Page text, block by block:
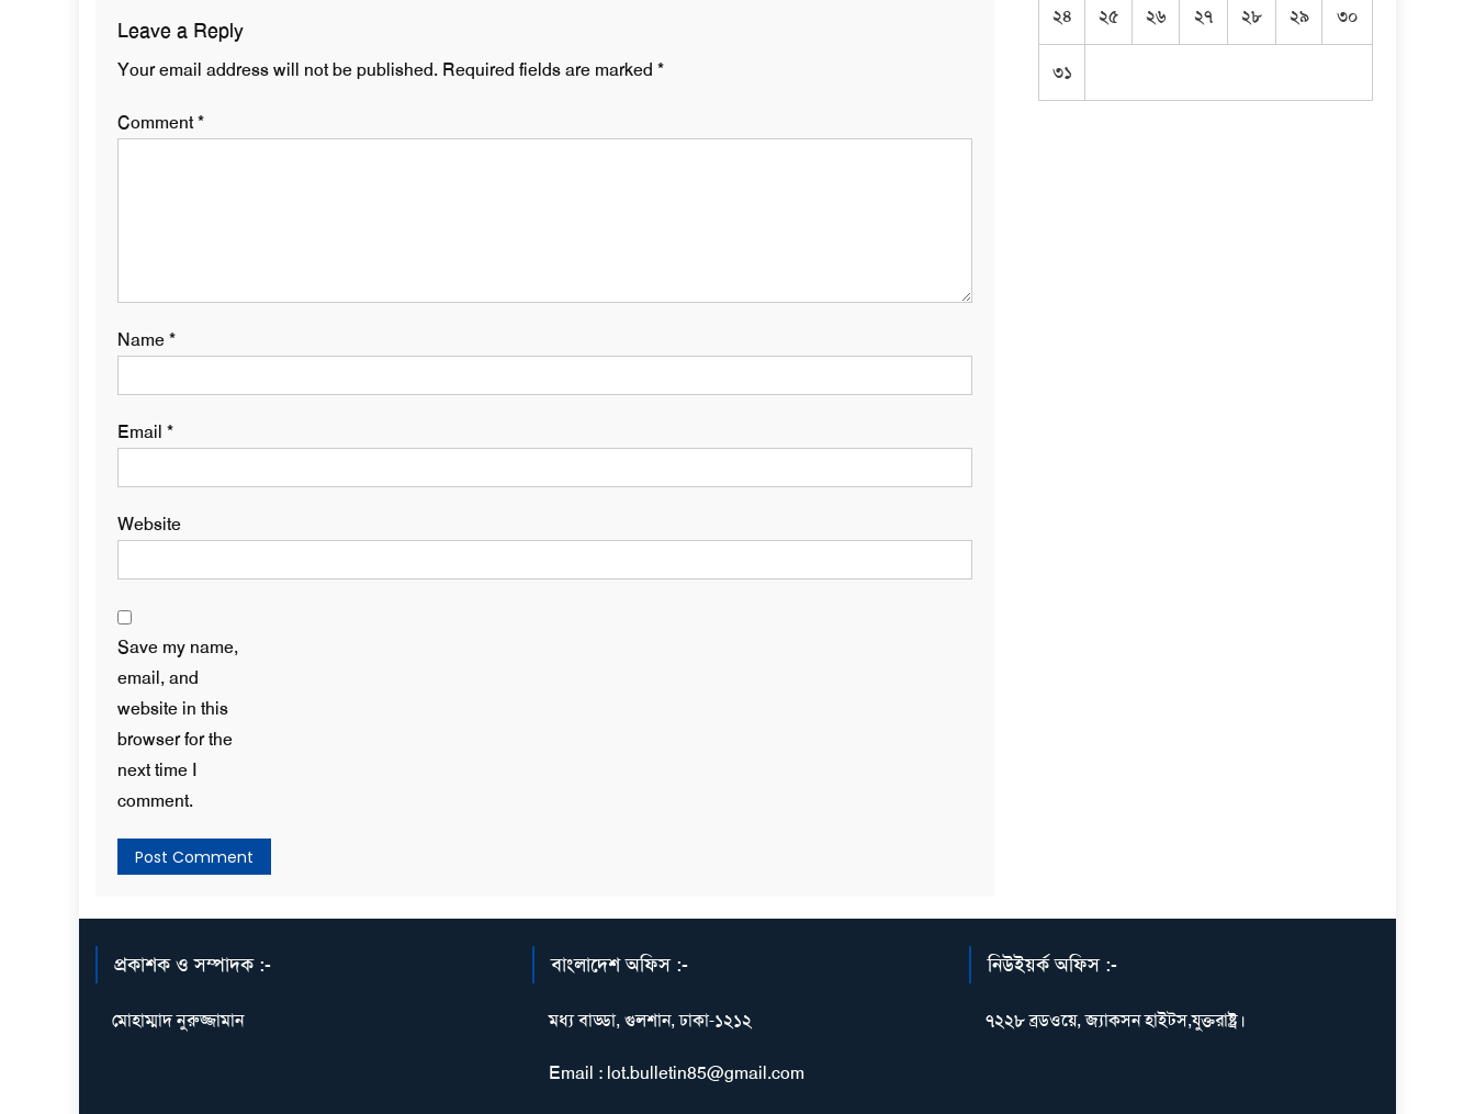
Leave a Reply
Your email address will not be published. Required fields are marked *
Comment*
Name*
Email *
Website
Save my name,
email, and
website in this
browser for the
next time I
comment.
২৪ ২৫ ২৬ ২৭ ২৮ ২৯ ৩০
৩১
প্রকাশক ও সম্পাদক :-
মোহাম্মাদ নুরুজ্জামান
বাংলাদেশ অফিস :-
মধ্য বাড্ডা, গুলশান, ঢাকা-১২১২
Email : lot.bulletin85@gmail.com
নিউইয়র্ক অফিস :-
৭২২৮ ব্রডওয়ে, জ্যাকসন হাইটস,যুক্তরাষ্ট্র।